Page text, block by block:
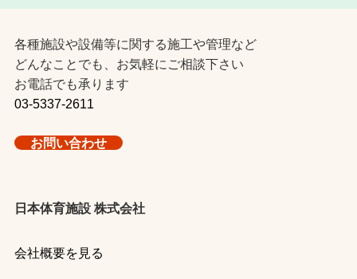
各種施設や設備等に関する施工や管理など
どんなことでも、お気軽にご相談下さい
お電話でも承ります
03-5337-2611
お問い合わせ
日本体育施設 株式会社
会社概要を見る